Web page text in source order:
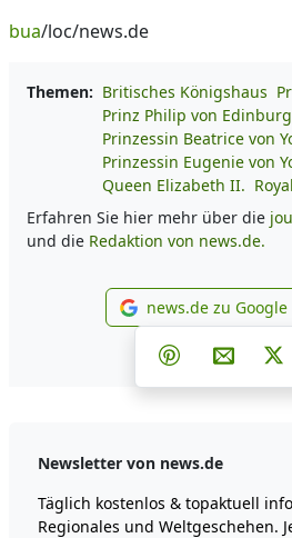
bua/loc/news.de
Themen: Britisches Königshaus
Prinz Philip von
Prinzessin Beatrice von
Prinzessin Eugenie von
Queen Elizabeth II.
Erfahren Sie hier mehr über die
und die Redaktion von news.de.
news.de zu
Teilen auf
Teilen auf
Per E-
Newsletter von news.de
Täglich kostenlos & topaktuell
Regionales und Weltgeschehen.